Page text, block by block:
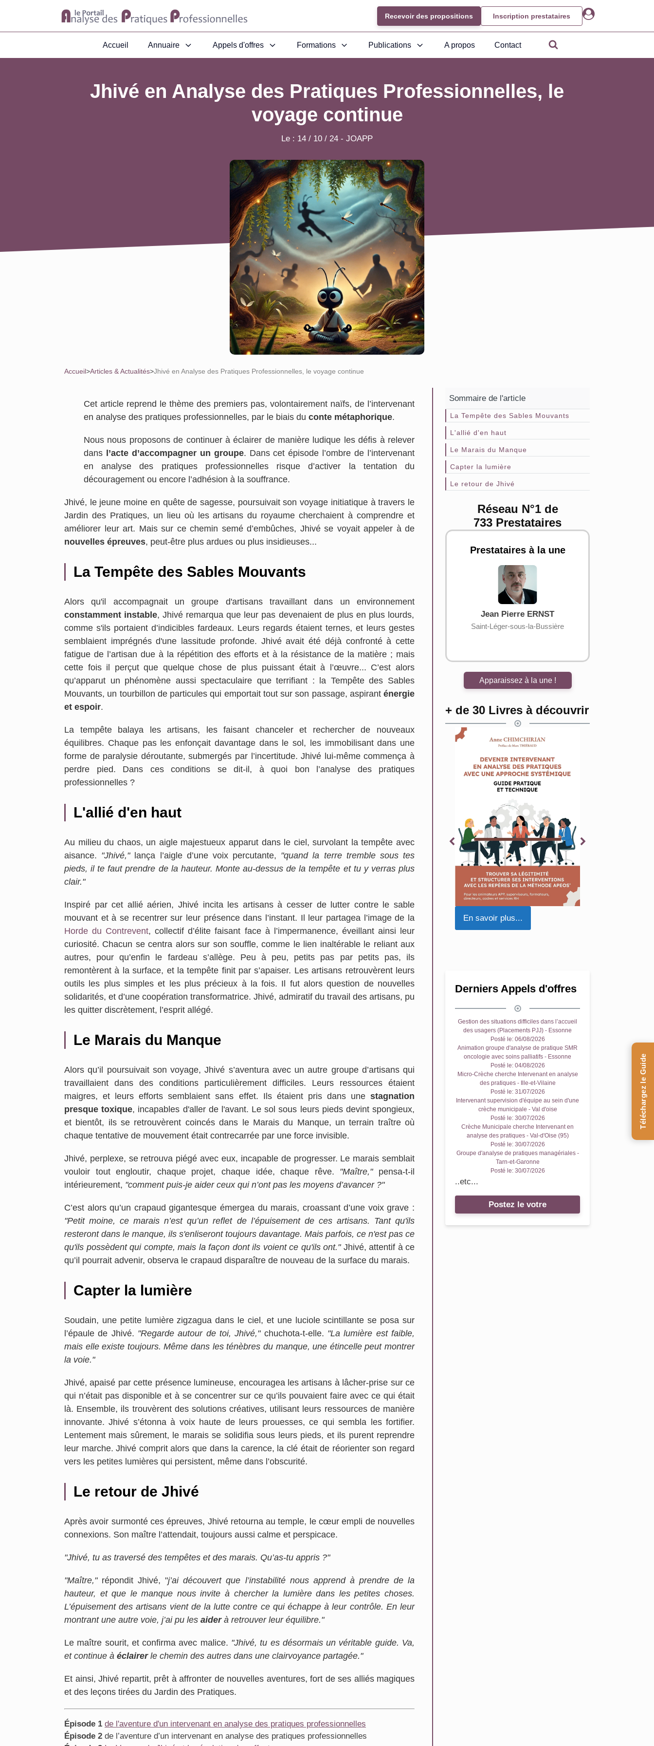
Recevoir des propositions Inscription prestataires
Accueil Annuaire Appels d'offres Formations Publications A propos Contact
Jhivé en Analyse des Pratiques Professionnelles, le
voyage continue
Le : 14 / 10 / 24 - JOAPP
Accueil>Articles & Actualités>Jhivé en Analyse des Pratiques Professionnelles, le voyage continue
Cet article reprend le thème des premiers pas, volontairement naïfs, de l’intervenant
en analyse des pratiques professionnelles, par le biais du conte métaphorique.
Nous nous proposons de continuer à éclairer de manière ludique les défis à relever
dans
l’acte d’accompagner un groupe. Dans cet épisode l’ombre de l’intervenant
en analyse des pratiques professionnelles risque d’activer la tentation du
découragement ou encore l’adhésion à la souffrance.
Jhivé, le jeune moine en quête de sagesse, poursuivait son voyage initiatique à travers le
Jardin des Pratiques, un lieu où les artisans du royaume cherchaient à comprendre et
améliorer leur art. Mais sur ce chemin semé d’embûches, Jhivé se voyait appeler à de
nouvelles épreuves, peut-être plus ardues ou plus insidieuses...
La Tempête des Sables Mouvants
Alors qu'il accompagnait un groupe d'artisans travaillant dans un environnement
constamment instable, Jhivé remarqua que leur pas devenaient de plus en plus lourds,
comme s'ils portaient d’indicibles fardeaux. Leurs regards étaient ternes, et leurs gestes
semblaient imprégnés d'une lassitude profonde. Jhivé avait été déjà confronté à cette
fatigue de l’artisan due à la répétition des efforts et à la résistance de la matière ; mais
cette fois il perçut que quelque chose de plus puissant était à l’œuvre... C’est alors
qu’apparut un phénomène aussi spectaculaire que terrifiant : la Tempête des Sables
Mouvants, un tourbillon de particules qui emportait tout sur son passage, aspirant énergie
et espoir.
La tempête balaya les artisans, les faisant chanceler et rechercher de nouveaux
équilibres. Chaque pas les enfonçait davantage dans le sol, les immobilisant dans une
forme de paralysie déroutante, submergés par l’incertitude. Jhivé lui-même commença à
perdre pied. Dans ces conditions se dit-il, à quoi bon l’analyse des pratiques
professionnelles ?
L'allié d'en haut
Au milieu du chaos, un aigle majestueux apparut dans le ciel, survolant la tempête avec
aisance. "Jhivé,"lança l’aigle d’une voix percutante, "quand la terre tremble sous tes
pieds, il te faut prendre de la hauteur. Monte au-dessus de la tempête et tu y verras plus
clair."
Inspiré par cet allié aérien, Jhivé incita les artisans à cesser de lutter contre le sable
mouvant et à se recentrer sur leur présence dans l’instant. Il leur partagea l’image de la
Horde du Contrevent, collectif d’élite faisant face à l’impermanence, éveillant ainsi leur
curiosité. Chacun se centra alors sur son souffle, comme le lien inaltérable le reliant aux
autres, pour qu’enfin le fardeau s’allège. Peu à peu, petits pas par petits pas, ils
remontèrent à la surface, et la tempête finit par s’apaiser. Les artisans retrouvèrent leurs
outils les plus simples et les plus précieux à la fois. Il fut alors question de nouvelles
solidarités, et d’une coopération transformatrice. Jhivé, admiratif du travail des artisans, pu
les quitter discrètement, l’esprit allégé.
Le Marais du Manque
Alors qu’il poursuivait son voyage, Jhivé s’aventura avec un autre groupe d’artisans qui
travaillaient dans des conditions particulièrement difficiles. Leurs ressources étaient
maigres, et leurs efforts semblaient sans effet. Ils étaient pris dans unestagnation
presque toxique, incapables d'aller de l'avant. Le sol sous leurs pieds devint spongieux,
et bientôt, ils se retrouvèrent coincés dans le Marais du Manque, un terrain traître où
chaque tentative de mouvement était contrecarrée par une force invisible.
Jhivé, perplexe, se retrouva piégé avec eux, incapable de progresser. Le marais semblait
vouloir tout engloutir, chaque projet, chaque idée, chaque rêve. "Maître,"pensa-t-il
intérieurement, "comment puis-je aider ceux qui n’ont pas les moyens d’avancer ?"
C’est alors qu’un crapaud gigantesque émergea du marais, croassant d’une voix grave :
"Petit moine, ce marais n’est qu’un reflet de l’épuisement de ces artisans. Tant qu'ils
resteront dans le manque, ils s'enliseront toujours davantage. Mais parfois, ce n'est pas ce
qu'ils possèdent qui compte, mais la façon dont ils voient ce qu'ils ont."Jhivé, attentif à ce
qu’il pourrait advenir, observa le crapaud disparaître de nouveau de la surface du marais.
Capter la lumière
Soudain, une petite lumière zigzagua dans le ciel, et une luciole scintillante se posa sur
l’épaule de Jhivé. "Regarde autour de toi, Jhivé,"chuchota-t-elle. "La lumière est faible,
mais elle existe toujours. Même dans les ténèbres du manque, une étincelle peut montrer
la voie."
Jhivé, apaisé par cette présence lumineuse, encouragea les artisans à lâcher-prise sur ce
qui n’était pas disponible et à se concentrer sur ce qu’ils pouvaient faire avec ce qui était
là. Ensemble, ils trouvèrent des solutions créatives, utilisant leurs ressources de manière
innovante. Jhivé s’étonna à voix haute de leurs prouesses, ce qui sembla les fortifier.
Lentement mais sûrement, le marais se solidifia sous leurs pieds, et ils purent reprendre
leur marche. Jhivé comprit alors que dans la carence, la clé était de réorienter son regard
vers les petites lumières qui persistent, même dans l’obscurité.
Le retour de Jhivé
Après avoir surmonté ces épreuves, Jhivé retourna au temple, le cœur empli de nouvelles
connexions. Son maître l’attendait, toujours aussi calme et perspicace.
"Jhivé, tu as traversé des tempêtes et des marais. Qu’as-tu appris ?"
"Maître,"répondit Jhivé, "j’ai découvert que l’instabilité nous apprend à prendre de la
hauteur, et que le manque nous invite à chercher la lumière dans les petites choses.
L’épuisement des artisans vient de la lutte contre ce qui échappe à leur contrôle. En leur
montrant une autre voie, j’ai pu les aiderà retrouver leur équilibre."
Le maître sourit, et confirma avec malice. "Jhivé, tu es désormais un véritable guide. Va,
et continue à éclairerle chemin des autres dans une clairvoyance partagée."
Et ainsi, Jhivé repartit, prêt à affronter de nouvelles aventures, fort de ses alliés magiques
et des leçons tirées du Jardin des Pratiques.
Épisode 1 de l'aventure d'un intervenant en analyse des pratiques professionnelles
Épisode 2 de l’aventure d’un intervenant en analyse des pratiques professionnelles
Sommaire de l'article
La Tempête des Sables Mouvants
L'allié d'en haut
Le Marais du Manque
Capter la lumière
Le retour de Jhivé
Réseau N°1 de
733 Prestataires
Prestataires à la une
Ludwig Maquet
La Voulte Sur Rhone
Jean Pierre ERNST
Saint-Léger-sous-la-Bussière
Apparaissez à la une !
+ de 30 Livres à découvrir
En savoir plus...
En savoir plus...
Derniers Appels d'offres
Gestion des situations difficiles dans l’accueil
des usagers (Placements PJJ) - Essonne
Posté le: 06/08/2026
Animation groupe d'analyse de pratique SMR
oncologie avec soins palliatifs - Essonne
Posté le: 04/08/2026
Micro-Crèche cherche Intervenant en analyse
des pratiques - Ille-et-Vilaine
Posté le: 31/07/2026
Intervenant supervision d'équipe au sein d'une
crèche municipale - Val d'oise
Posté le: 30/07/2026
Crèche Municipale cherche Intervenant en
analyse des pratiques - Val-d'Oise (95)
Posté le: 30/07/2026
Groupe d'analyse de pratiques managériales -
Tarn-et-Garonne
Posté le: 30/07/2026
..etc...
Postez le votre
Téléchargez le Guide